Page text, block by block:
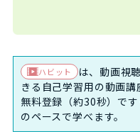
ハビット
は、動画視
きる自己学習用の動画講
無料登録（約30秒）で
のペースで学べます。